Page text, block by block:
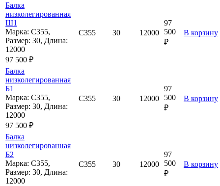
Балка
низколегированная
Ш1
Марка: С355,
Размер: 30, Длина:
12000
97 500 ₽
С355 30 12000
97
500
₽
В корзину
Балка
низколегированная
Б1
Марка: С355,
Размер: 30, Длина:
12000
97 500 ₽
С355 30 12000
97
500
₽
В корзину
Балка
низколегированная
Б2
Марка: С355,
Размер: 30, Длина:
12000
С355 30 12000
97
500
₽
В корзину